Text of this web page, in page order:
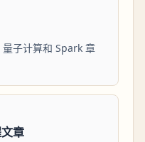
子计算和 Spark 章
章